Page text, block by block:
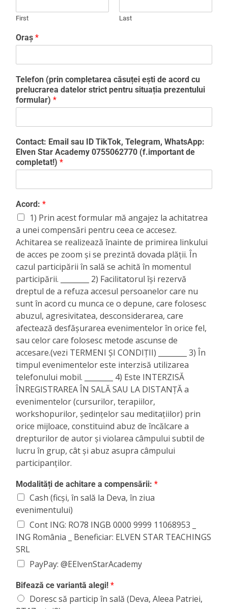
First Last
Oraș *
Telefon (prin completarea căsuței ești de acord cu
prelucrarea datelor strict pentru situația prezentului
formular) *
Contact: Email sau ID TikTok, Telegram, WhatsApp:
Elven Star Academy 0755062770 (f.important de
completat!) *
Acord: *
1) Prin acest formular mă angajez la achitatrea
a unei compensări pentru ceea ce accesez.
Achitarea se realizează înainte de primirea linkului
de acces pe zoom și se prezintă dovada plății. În
cazul participării în sală se achită în momentul
participării. ________ 2) Facilitatorul își rezervă
dreptul de a refuza accesul persoanelor care nu
sunt în acord cu munca ce o depune, care folosesc
abuzul, agresivitatea, desconsiderarea, care
afectează desfășurarea evenimentelor în orice fel,
sau celor care folosesc metode ascunse de
accesare.(vezi TERMENI ȘI CONDIȚII) ________ 3) În
timpul evenimentelor este interzisă utilizarea
telefonului mobil. ________ 4) Este INTERZISĂ
ÎNREGISTRAREA ÎN SALĂ SAU LA DISTANȚĂ a
evenimentelor (cursurilor, terapiilor,
workshopurilor, ședințelor sau meditațiilor) prin
orice mijloace, constituind abuz de încălcare a
drepturilor de autor și violarea câmpului subtil de
lucru în grup, cât și abuz asupra câmpului
participanților.
Modalități de achitare a compensării: *
Cash (ficși, în sală la Deva, în ziua
evenimentului)
Cont ING: RO78 INGB 0000 9999 11068953 _
ING România _ Beneficiar: ELVEN STAR TEACHINGS
SRL
PayPay: @EElvenStarAcademy
Bifează ce variantă alegi! *
Doresc să particip în sală (Deva, Aleea Patriei,